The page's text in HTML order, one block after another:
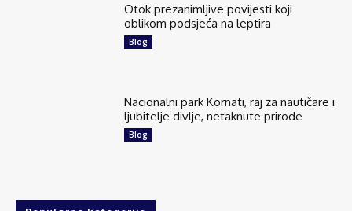
Otok prezanimljive povijesti koji
oblikom podsjeća na leptira
Blog
Nacionalni park Kornati, raj za nautičare i
ljubitelje divlje, netaknute prirode
Blog